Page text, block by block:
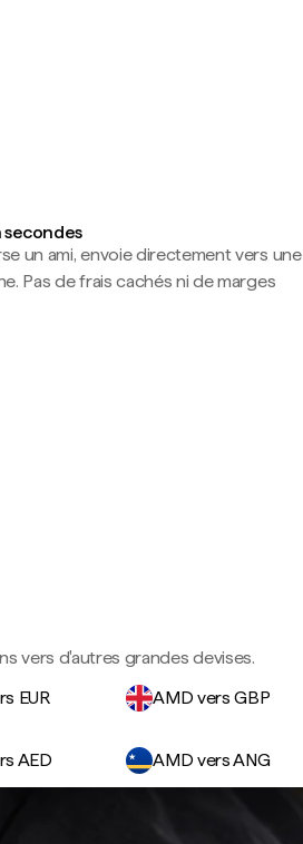
secondes
un ami, envoie directement vers une
Pas de frais cachés ni de marges
vers d'autres grandes devises.
EUR AMD vers GBP
AED AMD vers ANG